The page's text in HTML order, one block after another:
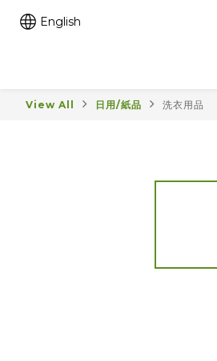
English
View All 日用/紙品 洗衣用品